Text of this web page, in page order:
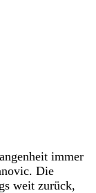
immer
Die
weit zurück,